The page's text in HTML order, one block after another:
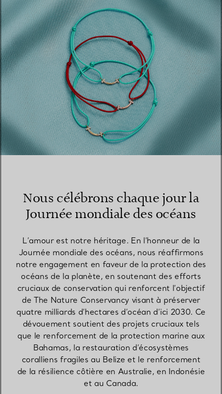
Nous célébrons chaque jour la
Journée mondiale des océans
L’amour est notre héritage. En l’honneur de la
Journée mondiale des océans, nous réaffirmons
notre engagement en faveur de la protection des
océans de la planète, en soutenant des efforts
cruciaux de conservation qui renforcent l’objectif
de The Nature Conservancy visant à préserver
quatre milliards d’hectares d’océan d’ici 2030. Ce
dévouement soutient des projets cruciaux tels
que le renforcement de la protection marine aux
Bahamas, la restauration d’écosystèmes
coralliens fragiles au Belize et le renforcement
de la résilience côtière en Australie, en Indonésie
et au Canada.